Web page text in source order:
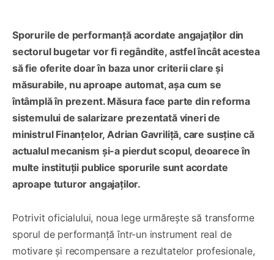
Sporurile de performanță acordate angajaților din
sectorul bugetar vor fi regândite, astfel încât acestea
să fie oferite doar în baza unor criterii clare și
măsurabile, nu aproape automat, așa cum se
întâmplă în prezent. Măsura face parte din reforma
sistemului de salarizare prezentată vineri de
ministrul Finanțelor, Adrian Gavriliță, care susține că
actualul mecanism și-a pierdut scopul, deoarece în
multe instituții publice sporurile sunt acordate
aproape tuturor angajaților.
Potrivit oficialului, noua lege urmărește să transforme
sporul de performanță într-un instrument real de
motivare și recompensare a rezultatelor profesionale,